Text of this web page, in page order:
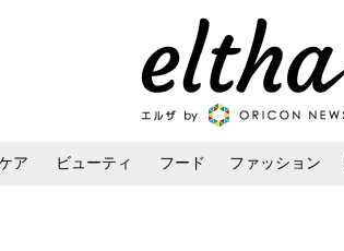
ア ビューティ フード ファッション